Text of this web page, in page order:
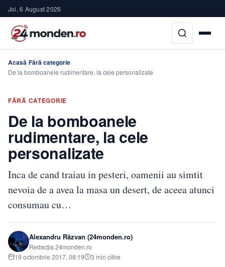
Joi, 6 August 2026
Acasă›Fără categorie›
De la bomboanele rudimentare, la cele personalizate
FĂRĂ CATEGORIE
De la bomboanele
rudimentare, la cele
personalizate
Inca de cand traiau in pesteri, oamenii au simtit
nevoia de a avea la masa un desert, de aceea atunci
consumau cu…
Alexandru Răzvan (24monden.ro)
Redacția 24monden.ro
19 octombrie 2017, 08:19
3 min citire